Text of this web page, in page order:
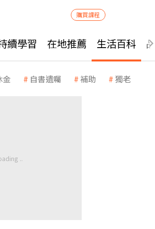
購買課程
續學習 在地推薦 生活百科
金 自書遺囑 補助 獨老